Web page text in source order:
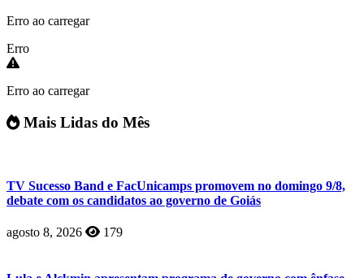
Erro ao carregar
Erro
Erro ao carregar
Mais Lidas do Mês
TV Sucesso Band e FacUnicamps promovem no domingo 9/8,
debate com os candidatos ao governo de Goiás
agosto 8, 2026 179